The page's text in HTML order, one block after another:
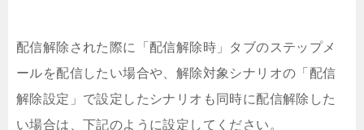
配信解除された際に「配信解除時」タブのステップメ
ールを配信したい場合や、解除対象シナリオの「配信
解除設定」で設定したシナリオも同時に配信解除した
い場合は、下記のように設定してください。